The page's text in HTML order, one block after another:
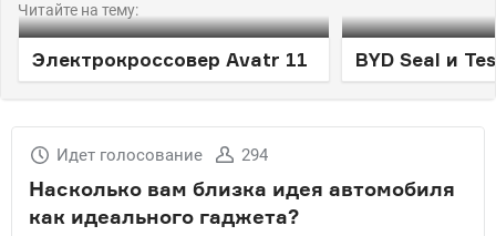
Читайте на тему:
Электрокроссовер Avatr 11 BYD Seal и